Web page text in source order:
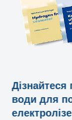
води для